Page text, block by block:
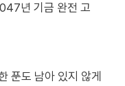
년 기금 완전 고
푼도 남아 있지 않게